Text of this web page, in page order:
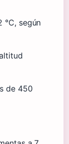
°C, según
de 450